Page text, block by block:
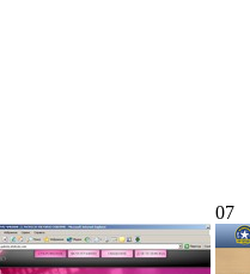
07